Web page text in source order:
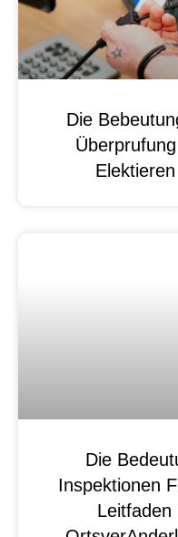
Die
Die
Inspektionen
Leitfaden